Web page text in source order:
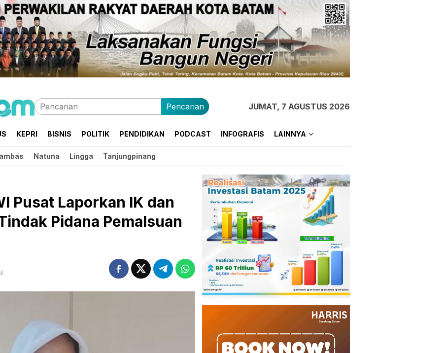
Pencarian JUMAT, 7 AGUSTUS 2026
KEPRI BISNIS POLITIK PENDIDIKAN PODCAST INFOGRAFIS LAINNYA
Natuna Lingga Tanjungpinang
Pusat Laporkan IK dan
Pidana Pemalsuan